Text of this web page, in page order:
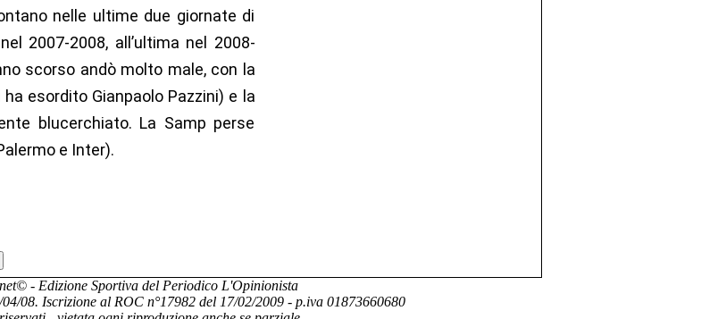
nelle ultime due giornate di
2007-2008, all’ultima nel 2008-
scorso andò molto male, con la
esordito Gianpaolo Pazzini) e la
blucerchiato. La Samp perse
e Inter).
© - Edizione Sportiva del Periodico L'Opinionista
08. Iscrizione al ROC n°17982 del 17/02/2009 - p.iva 01873660680